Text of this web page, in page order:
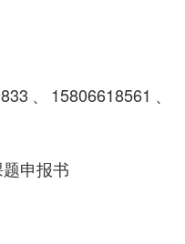
、 15806618561 、
申报书